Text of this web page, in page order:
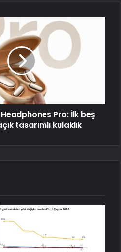
Pro: İlk beş
tasarımlı kulaklık